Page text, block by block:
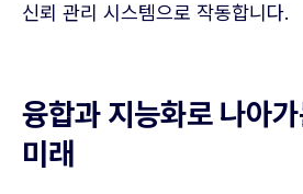
신뢰 관리 시스템으로 작동합니다.
융합과 지능화로 나아
미래